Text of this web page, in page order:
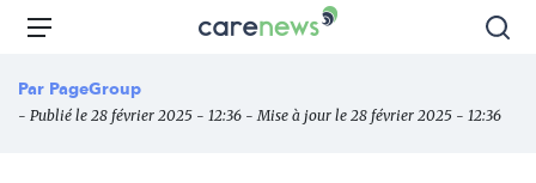
Aller
principal
Carenews,
des
Menu
Par PageGroup
- Publié le 28 février 2025 - 12:36 - Mise à jour le 28 février 2025 - 12:36